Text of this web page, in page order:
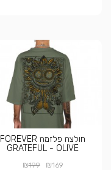
חולצה פלזמה FOREVER
GRATEFUL - OLIVE
₪169
₪199